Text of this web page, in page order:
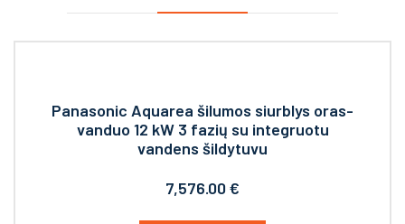
Panasonic Aquarea šilumos siurblys oras-
vanduo 12 kW 3 fazių su integruotu
vandens šildytuvu
7,576.00€